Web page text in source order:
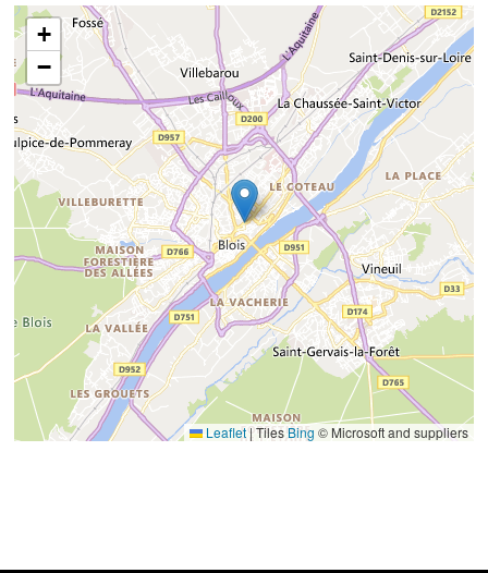
+
−
Leaflet|TilesBing © Microsoft and suppliers